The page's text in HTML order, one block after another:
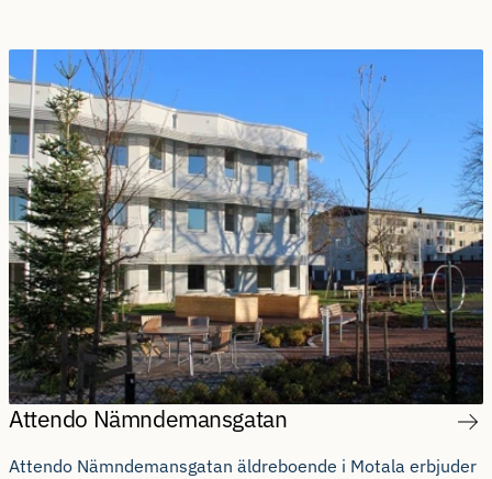
Attendo Nämndemansgatan
Attendo Nämndemansgatan äldreboende i Motala erbjuder